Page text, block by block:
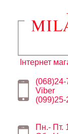
Інтернет
Viber
(099)25-
Пн.- Пт.